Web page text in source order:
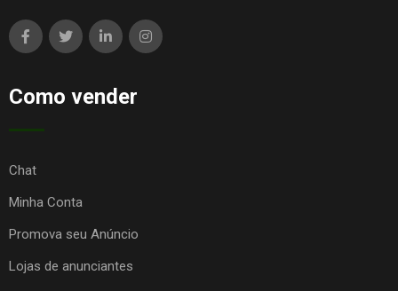
Como vender
Chat
Minha Conta
Promova seu Anúncio
Lojas de anunciantes